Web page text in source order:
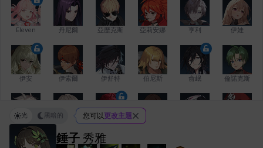
Eleven 丹尼爾 亞歷克斯 亞莉安娜 亨利 伊娃
伊安 伊索爾 伊舒特 伯尼斯 俞岷 倫諾克斯
傑琪 克雷弗
錘子 秀雅
光 黑暗的 您可以更改主題